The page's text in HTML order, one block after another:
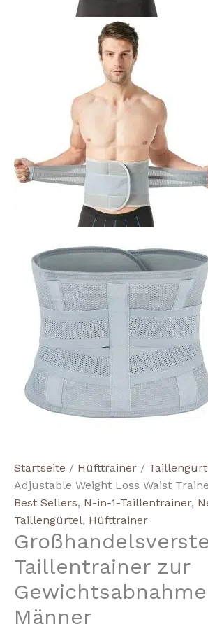
Startseite / Hüfttrainer /
Adjustable Weight Loss Waist
Best Sellers, N-in-1-Taillentrainer,
Taillengürtel, Hüfttrainer
Taillentrainer zur
Männer
Adjustable
Weight
Loss
Waist
Trainer
for
Men
Menge